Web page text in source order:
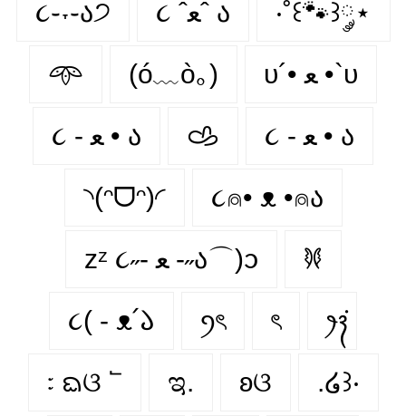
૮֊˕֊ა੭ ૮ ˆﻌˆ ა ‧˚꒰🐾꒱༘⋆
𖥸 (ó﹏ò｡) υ´• ﻌ •`υ
૮ - ﻌ • ა⁩ 𐚁 ૮ - ﻌ • ა
◝(ᵔᗜᵔ)◜ ૮⍝• ᴥ •⍝ა
zᶻ ૮˶- ﻌ -˶ა⌒)ᦱ 𐦍
૮( - ᴥ՛𑁬 ꪆৎ ৎ ‎ꫂ᭪݁
᭝ ᨳଓ ՟ ಇ. ʚଓ .໒꒱‧